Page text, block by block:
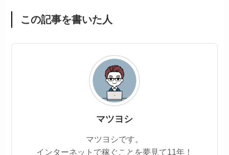
この記事を書いた人
マツヨシ
マツヨシです。
インターネットで稼ぐことを夢見て11年！